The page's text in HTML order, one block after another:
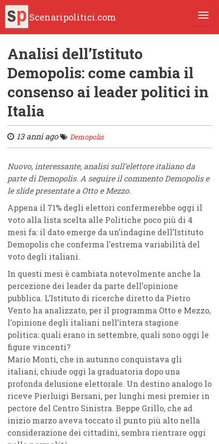
Scenaripolitici.com
Analisi dell’Istituto
Demopolis: come cambia il
consenso ai leader politici in
Italia
13 anni ago Demopolis
Nuovo, interessante, analisi sull’elettore italiano da
parte di Demopolis. A seguire il commento Demopolis e
le slide presentate a Otto e Mezzo.
Appena il 71% degli elettori confermerebbe oggi il
voto alla lista scelta alle Politiche poco più di 4
mesi fa: il dato emerge da un’indagine dell’Istituto
Demopolis che conferma l’estrema variabilità del
voto degli italiani.
In questi mesi è cambiata notevolmente anche la
percezione dei leader da parte dell’opinione
pubblica. L’Istituto di ricerche diretto da Pietro
Vento ha analizzato, per il programma Otto e Mezzo,
l’opinione degli italiani nell’intera stagione
politica: quali erano in settembre, quali sono oggi le
figure vincenti?
Mario Monti, che in autunno conquistava gli
italiani, chiude oggi la graduatoria dopo una
profonda delusione elettorale. Un destino analogo lo
riceve Pierluigi Bersani, per lunghi mesi premier in
pectore del Centro Sinistra. Beppe Grillo, che ad
inizio marzo aveva toccato il punto più alto nella
considerazione dei cittadini, sembra rientrare oggi